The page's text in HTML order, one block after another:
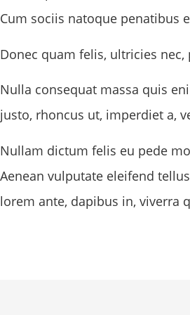
Cum sociis natoque penatibus
Donec quam felis, ultricies
Nulla consequat massa quis
justo, rhoncus ut, imperdiet a,
Nullam dictum felis eu pede
Aenean vulputate eleifend
lorem ante, dapibus in, viverra